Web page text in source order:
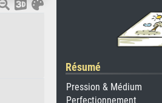
Résumé
Pression & Médium
Perfectionnement